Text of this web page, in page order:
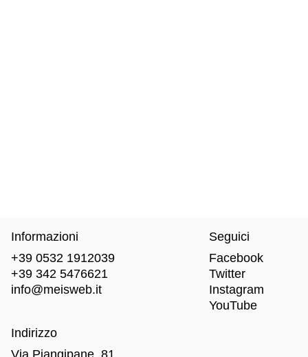
Informazioni
+39 0532 1912039
+39 342 5476621
info@meisweb.it
Indirizzo
Via Piangipane, 81,
Seguici
Facebook
Twitter
Instagram
YouTube